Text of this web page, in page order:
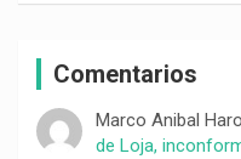
Comentarios
Marco Anibal
de Loja,